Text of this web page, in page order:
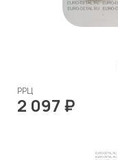
РРЦ
2 097 ₽